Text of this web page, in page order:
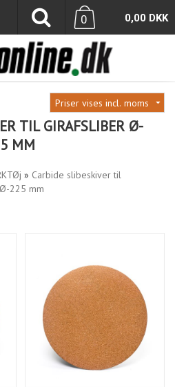
0,00 DKK
0
TIL GIRAFSLIBER Ø-
MM
» Carbide slibeskiver til
225 mm